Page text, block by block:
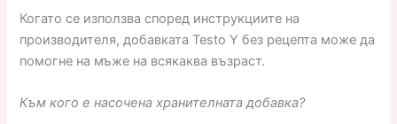
Когато се използва според инструкциите на
производителя, добавката Testo Y без рецепта може да
помогне на мъже на всякаква възраст.
Към кого е насочена хранителната добавка?